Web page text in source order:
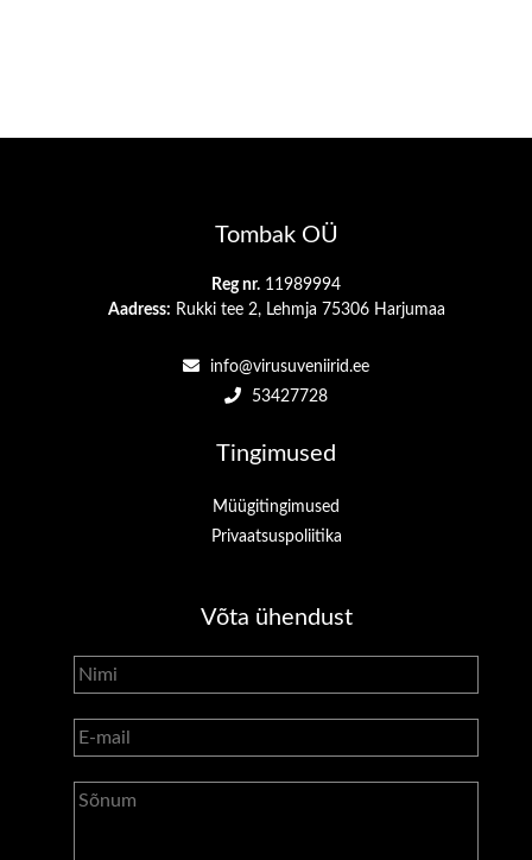
Tombak OÜ
Reg nr. 11989994
Aadress: Rukki tee 2, Lehmja 75306 Harjumaa
info@virusuveniirid.ee
53427728
Tingimused
Müügitingimused
Privaatsuspoliitika
Võta ühendust